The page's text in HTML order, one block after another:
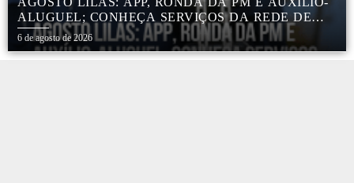
ALUGUEL; CONHEÇA SERVIÇOS DA REDE DE
PROTEÇÃO ÀS MULHERES NO ESTADO DE SP
6 de agosto de 2026